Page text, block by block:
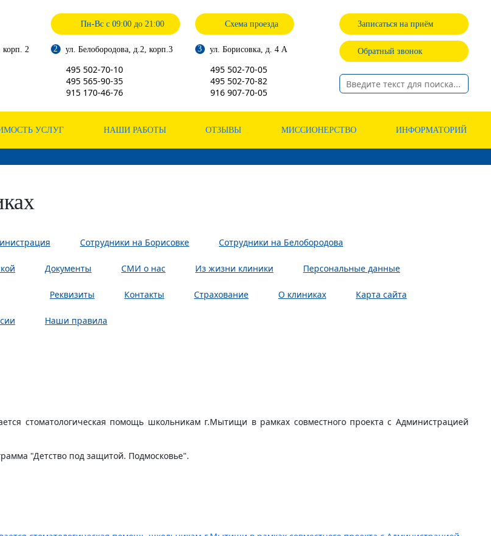
корп. 2
Пн-Вс с 09:00 до 21:00
2 ул. Белобородова, д.2, корп.3
495 502-70-10
495 565-90-35
915 170-46-76
Схема проезда
3 ул. Борисовка, д. 4 А
495 502-70-05
495 502-70-82
916 907-70-05
Записаться на приём
Обратный звонок
УСЛУГ НАШИ РАБОТЫ ОТЗЫВЫ МИССИОНЕРСТВО ИНФОРМАТОРИЙ
Сотрудники на Борисовке Сотрудники на Белобородова
Документы СМИ о нас Из жизни клиники Персональные данные
Реквизиты Контакты Страхование О клиниках Карта сайта
Наши правила
стоматологическая помощь школьникам г.Мытищи в рамках совместного проекта с Администрацией
"Детство под защитой. Подмосковье".